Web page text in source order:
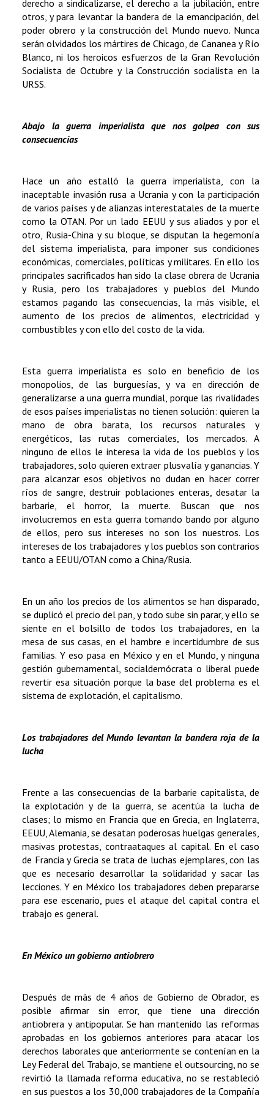
derecho a sindicalizarse, el derecho a la jubilación, entre
otros, y para levantar la bandera de la emancipación, del
poder obrero y la construcción del Mundo nuevo. Nunca
serán olvidados los mártires de Chicago, de Cananea y Río
Blanco, ni los heroicos esfuerzos de la Gran Revolución
Socialista de Octubre y la Construcción socialista en la
URSS.
Abajo la guerra imperialista que nos golpea con sus
consecuencias
Hace un año estalló la guerra imperialista, con la
inaceptable invasión rusa a Ucrania y con la participación
de varios países y de alianzas interestatales de la muerte
como la OTAN. Por un lado EEUU y sus aliados y por el
otro, Rusia-China y su bloque, se disputan la hegemonía
del sistema imperialista, para imponer sus condiciones
económicas, comerciales, políticas y militares. En ello los
principales sacrificados han sido la clase obrera de Ucrania
y Rusia, pero los trabajadores y pueblos del Mundo
estamos pagando las consecuencias, la más visible, el
aumento de los precios de alimentos, electricidad y
combustibles y con ello del costo de la vida.
Esta guerra imperialista es solo en beneficio de los
monopolios, de las burguesías, y va en dirección de
generalizarse a una guerra mundial, porque las rivalidades
de esos países imperialistas no tienen solución: quieren la
mano de obra barata, los recursos naturales y
energéticos, las rutas comerciales, los mercados. A
ninguno de ellos le interesa la vida de los pueblos y los
trabajadores, solo quieren extraer plusvalía y ganancias. Y
para alcanzar esos objetivos no dudan en hacer correr
ríos de sangre, destruir poblaciones enteras, desatar la
barbarie, el horror, la muerte. Buscan que nos
involucremos en esta guerra tomando bando por alguno
de ellos, pero sus intereses no son los nuestros. Los
intereses de los trabajadores y los pueblos son contrarios
tanto a EEUU/OTAN como a China/Rusia.
En un año los precios de los alimentos se han disparado,
se duplicó el precio del pan, y todo sube sin parar, y ello se
siente en el bolsillo de todos los trabajadores, en la
mesa de sus casas, en el hambre e incertidumbre de sus
familias. Y eso pasa en México y en el Mundo, y ninguna
gestión gubernamental, socialdemócrata o liberal puede
revertir esa situación porque la base del problema es el
sistema de explotación, el capitalismo.
Los trabajadores del Mundo levantan la bandera roja de la
lucha
Frente a las consecuencias de la barbarie capitalista, de
la explotación y de la guerra, se acentúa la lucha de
clases; lo mismo en Francia que en Grecia, en Inglaterra,
EEUU, Alemania, se desatan poderosas huelgas generales,
masivas protestas, contraataques al capital. En el caso
de Francia y Grecia se trata de luchas ejemplares, con las
que es necesario desarrollar la solidaridad y sacar las
lecciones. Y en México los trabajadores deben prepararse
para ese escenario, pues el ataque del capital contra el
trabajo es general.
En México un gobierno antiobrero
Después de más de 4 años de Gobierno de Obrador, es
posible afirmar sin error, que tiene una dirección
antiobrera y antipopular. Se han mantenido las reformas
aprobadas en los gobiernos anteriores para atacar los
derechos laborales que anteriormente se contenían en la
Ley Federal del Trabajo, se mantiene el outsourcing, no se
revirtió la llamada reforma educativa, no se restableció
en sus puestos a los 30,000 trabajadores de la Compañía